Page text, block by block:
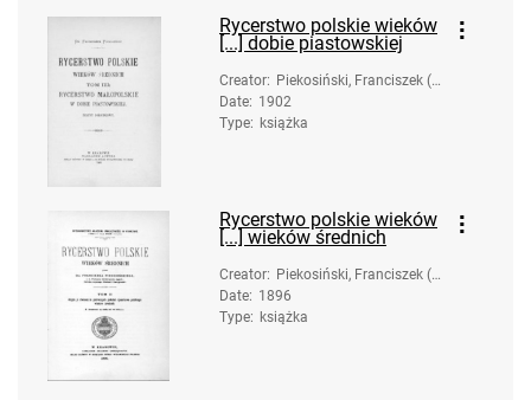
Rycerstwo polskie wieków
[...] dobie piastowskiej
Creator: Piekosiński, Franciszek (1
844-1906)
Date: 1902
Type: książka
Rycerstwo polskie wieków
[...] wieków średnich
Creator: Piekosiński, Franciszek (1
844-1906)
Date: 1896
Type: książka